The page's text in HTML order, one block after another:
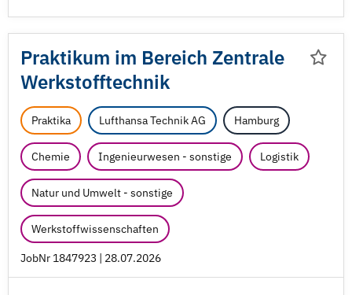
Praktikum im Bereich Zentrale
Werkstofftechnik
Praktika Lufthansa Technik AG Hamburg
Chemie Ingenieurwesen - sonstige Logistik
Natur und Umwelt - sonstige
Werkstoffwissenschaften
JobNr 1847923 | 28.07.2026